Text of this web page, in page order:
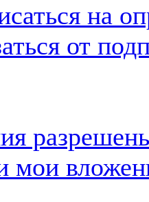
на
от
мои